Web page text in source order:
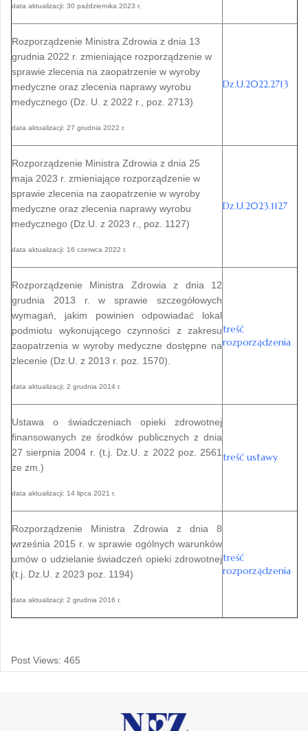
data aktualizacji: 30 października 2023 r.
Rozporządzenie Ministra Zdrowia z dnia 13
grudnia 2022 r. zmieniające rozporządzenie w
sprawie zlecenia na zaopatrzenie w wyroby
medyczne oraz zlecenia naprawy wyrobu
medycznego (Dz. U. z 2022 r., poz. 2713)
data aktualizacji: 27 grudnia 2022 r.
Dz.U.2022.2713
Rozporządzenie Ministra Zdrowia z dnia 25
maja 2023 r. zmieniające rozporządzenie w
sprawie zlecenia na zaopatrzenie w wyroby
medyczne oraz zlecenia naprawy wyrobu
medycznego (Dz.U. z 2023 r., poz. 1127)
data aktualizacji: 16 czerwca 2022 r.
Dz.U.2023.1127
Rozporządzenie Ministra Zdrowia z dnia 12
grudnia 2013 r. w sprawie szczegółowych
wymagań, jakim powinien odpowiadać lokal
podmiotu wykonującego czynności z zakresu
zaopatrzenia w wyroby medyczne dostępne na
zlecenie (Dz.U. z 2013 r. poz. 1570).
data aktualizacji: 2 grudnia 2014 r.
treść
rozporządzenia
Ustawa o świadczeniach opieki zdrowotnej
finansowanych ze środków publicznych z dnia
27 sierpnia 2004 r. (t.j. Dz.U. z 2022 poz. 2561
ze zm.)
data aktualizacji: 14 lipca 2021 r.
treść ustawy
Rozporządzenie Ministra Zdrowia z dnia 8
września 2015 r. w sprawie ogólnych warunków
umów o udzielanie świadczeń opieki zdrowotnej
(t.j. Dz.U. z 2023 poz. 1194)
data aktualizacji: 2 grudnia 2016 r.
treść
rozporządzenia
Post Views: 465